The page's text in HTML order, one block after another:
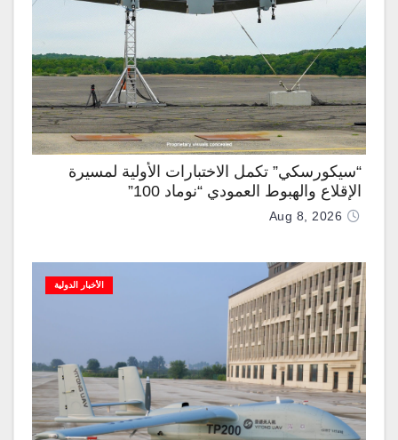
“سيكورسكي” تكمل الاختبارات الأولية لمسيرة
الإقلاع والهبوط العمودي “نوماد 100”
Aug 8, 2026
الأخبار الدولية